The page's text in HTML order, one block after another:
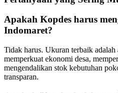
Apakah Kopdes harus
Indomaret?
Tidak harus. Ukuran terbaik adalah
memperkuat ekonomi desa,
mengendalikan stok kebutuhan
transparan.